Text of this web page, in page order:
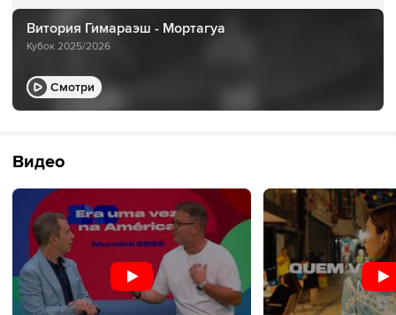
Витория Гимараэш - Мортагуа
Кубок 2025/2026
Смотри
Видео